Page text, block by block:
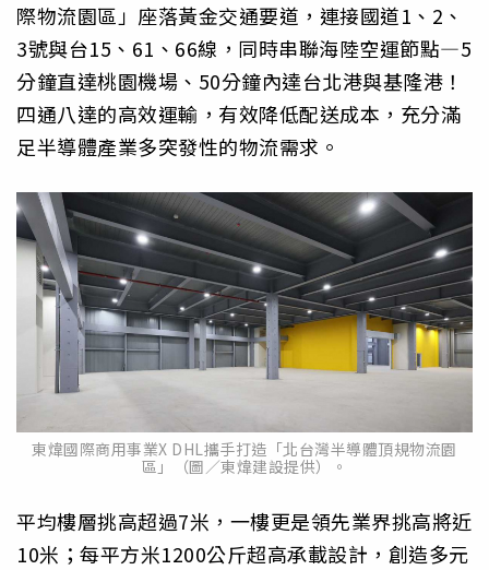
際物流園區」座落黃金交通要道，連接國道1、2、
3號與台15、61、66線，同時串聯海陸空運節點—5
分鐘直達桃園機場、50分鐘內達台北港與基隆港！
四通八達的高效運輸，有效降低配送成本，充分滿
足半導體產業多突發性的物流需求。
東煒國際商用事業X DHL攜手打造「北台灣半導體頂規物流園
區」（圖／東煒建設提供）。
平均樓層挑高超過7米，一樓更是領先業界挑高將近
10米；每平方米1200公斤超高承載設計，創造多元